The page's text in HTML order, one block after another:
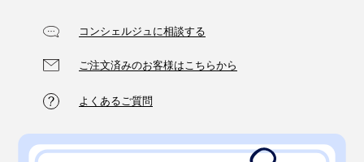
コンシェルジュに相談する
ご注文済みのお客様はこちらから
よくあるご質問